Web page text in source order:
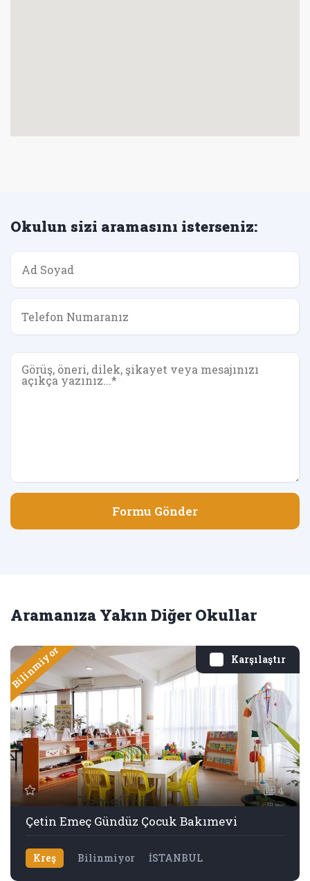
Okulun sizi aramasını isterseniz:
Formu Gönder
Aramanıza Yakın Diğer Okullar
Karşılaştır
Bilinmiyor
4
Çetin Emeç Gündüz Çocuk Bakımevi
Kreş Bilinmiyor İSTANBUL